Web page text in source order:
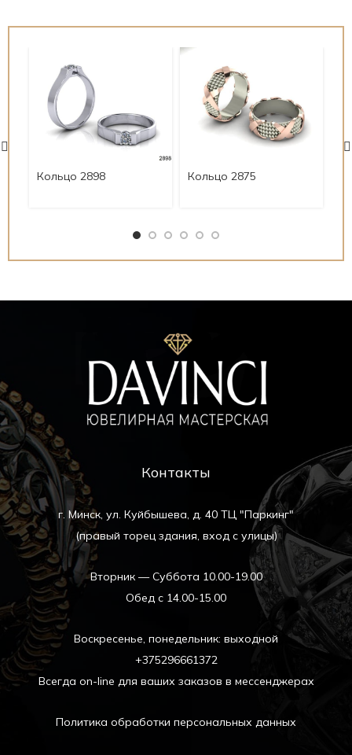
Кольцо 2898 Кольцо 2875
Контакты
г. Минск, ул. Куйбышева, д. 40 ТЦ "Паркинг"
(правый торец здания, вход с улицы)
Вторник — Суббота 10.00-19.00
Обед с 14.00-15.00
Воскресенье, понедельник: выходной
+375296661372
Всегда on-line для ваших заказов в мессенджерах
Политика обработки персональных данных